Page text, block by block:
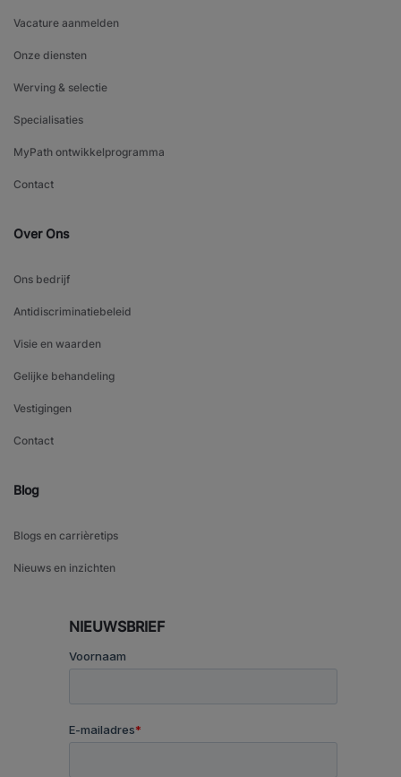
Vacature aanmelden
Onze diensten
Werving & selectie
Specialisaties
MyPath ontwikkelprogramma
Contact
Over Ons
Ons bedrijf
Antidiscriminatiebeleid
Visie en waarden
Gelijke behandeling
Vestigingen
Contact
Blog
Blogs en carrièretips
Nieuws en inzichten
NIEUWSBRIEF